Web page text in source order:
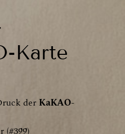
Karte
der KaKAO-
(#399)